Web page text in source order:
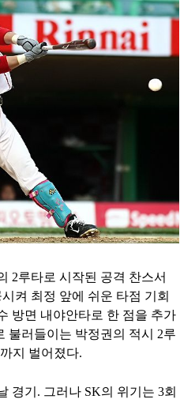
2루타로 시작된 공격 찬스서
켜 최정 앞에 쉬운 타점 기회
방면 내야안타로 한 점을 추가
불러들이는 박정권의 적시 2루
지 벌어졌다.
경기. 그러나 SK의 위기는 3회